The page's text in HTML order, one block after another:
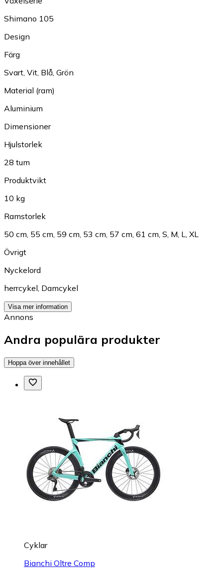
Shimano 105
Design
Färg
Svart Vit Blå Grön
Material (ram)
Aluminium
Dimensioner
Hjulstorlek
28 tum
Produktvikt
10 kg
Ramstorlek
50 cm 55 cm 59 cm 53 cm 57 cm 61 cm S M L
XL
Övrigt
Nyckelord
herrcykel Damcykel
Visa mer information
Annons
Andra populära produkter
Hoppa över innehållet
Cyklar
Bianchi Oltre Comp